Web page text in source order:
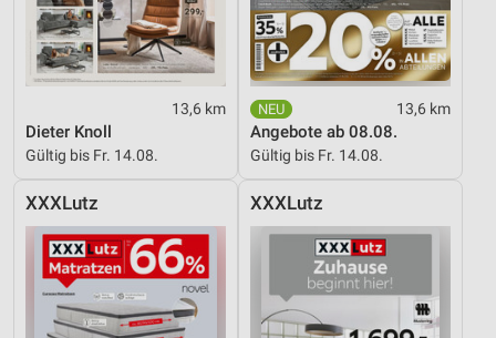
13,6 km
Dieter Knoll
Gültig bis Fr. 14.08.
13,6 km
Angebote ab 08.08.
Gültig bis Fr. 14.08.
XXXLutz XXXLutz